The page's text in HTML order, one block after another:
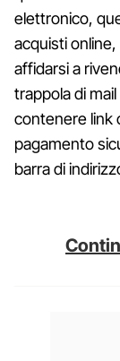
elettronico,
acquisti
affidarsi a
trappola di
contenere link
pagamento
barra di